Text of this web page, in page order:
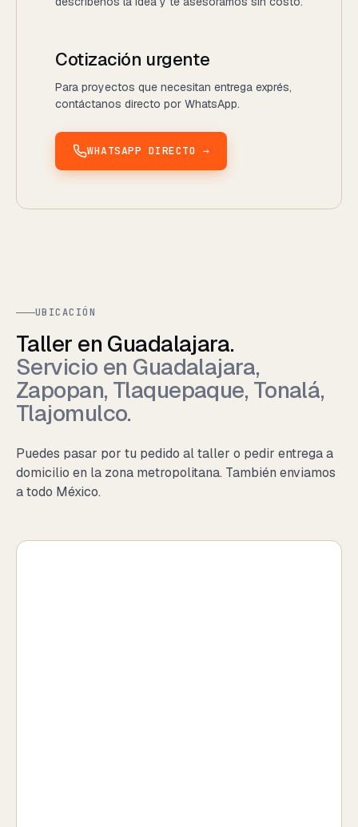
Cotización urgente
Para proyectos que necesitan entrega exprés,
contáctanos directo por WhatsApp.
WHATSAPP DIRECTO →
UBICACIÓN
Taller en Guadalajara.
Servicio en Guadalajara,
Zapopan, Tlaquepaque, Tonalá,
Tlajomulco.
Puedes pasar por tu pedido al taller o pedir entrega a
domicilio en la zona metropolitana. También enviamos
a todo México.